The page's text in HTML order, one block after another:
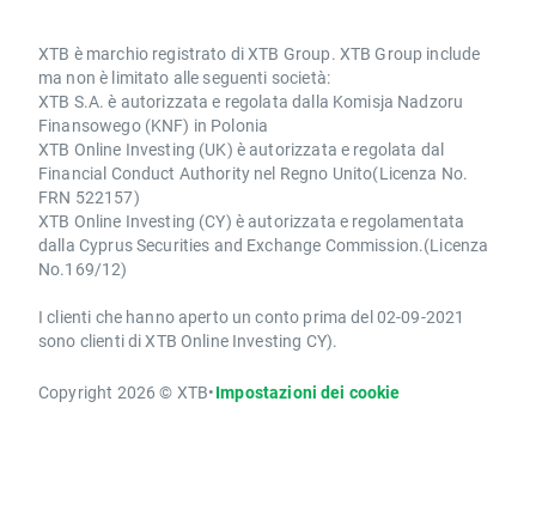
XTB è marchio registrato di XTB Group. XTB Group include
ma non è limitato alle seguenti società:
XTB S.A. è autorizzata e regolata dalla Komisja Nadzoru
Finansowego (KNF) in Polonia
XTB Online Investing (UK) è autorizzata e regolata dal
Financial Conduct Authority nel Regno Unito(Licenza No.
FRN 522157)
XTB Online Investing (CY) è autorizzata e regolamentata
dalla Cyprus Securities and Exchange Commission.(Licenza
No.169/12)
I clienti che hanno aperto un conto prima del 02-09-2021
sono clienti di XTB Online Investing CY).
Copyright 2026 © XTB•Impostazioni dei cookie